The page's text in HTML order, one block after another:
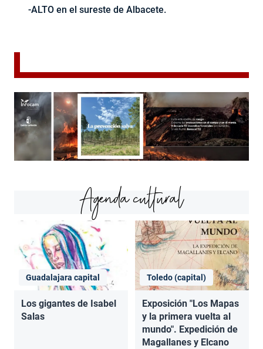
-ALTO en el sureste de Albacete.
Agenda cultural
Guadalajara capital
Los gigantes de Isabel
Salas
Toledo (capital)
Exposición "Los Mapas
y la primera vuelta al
mundo". Expedición de
Magallanes y Elcano